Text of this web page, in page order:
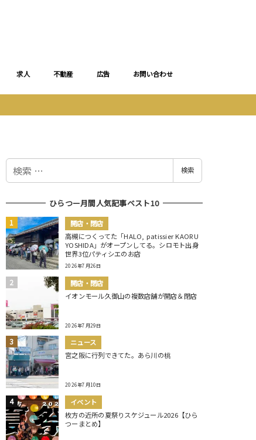
求人 不動産 広告 お問い合わせ
検
検索
ひらつー月間人気記事ベスト10
開店・閉店
高槻につくってた「HALO, patissier KAORU
YOSHIDA」がオープンしてる。シロモト出身
世界3位パティシエのお店
2026年7月26日
開店・閉店
イオンモール久御山の複数店舗が開店＆閉店
2026年7月29日
ニュース
宮之阪に行列できてた。あら川の桃
2026年7月10日
イベント
枚方の近所の夏祭りスケジュール2026【ひら
つーまとめ】